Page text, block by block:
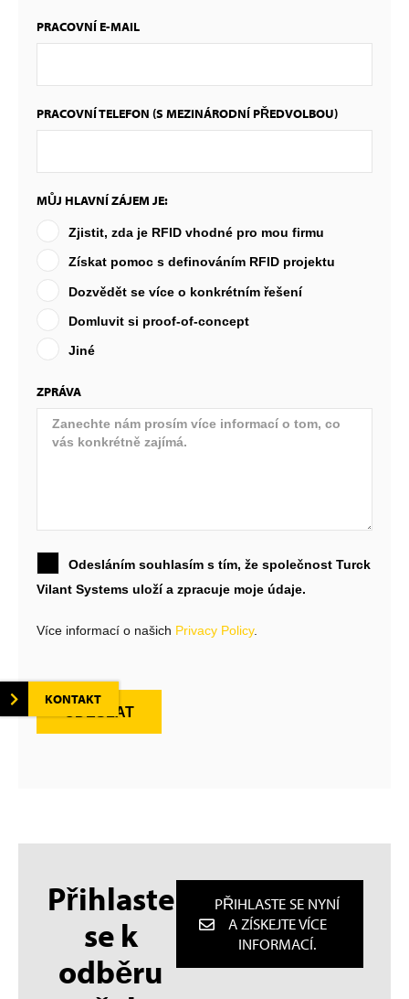
KONTAKT
PRACOVNÍ E-MAIL
PRACOVNÍ TELEFON (S MEZINÁRODNÍ PŘEDVOLBOU)
MŮJ HLAVNÍ ZÁJEM JE:
Zjistit, zda je RFID vhodné pro mou firmu
Získat pomoc s definováním RFID projektu
Dozvědět se více o konkrétním řešení
Domluvit si proof-of-concept
Jiné
ZPRÁVA
Odesláním souhlasím s tím, že společnost Turck
Vilant Systems uloží a zpracuje moje údaje.
Více informací o našich Privacy Policy.
ODESLAT
Přihlaste
se k
odběru
PŘIHLASTE SE NYNÍ
A ZÍSKEJTE VÍCE
INFORMACÍ.